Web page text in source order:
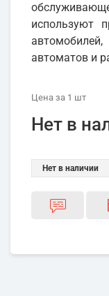
используют
автоматов и
Цена за 1 шт
Нет в
Нет в наличии